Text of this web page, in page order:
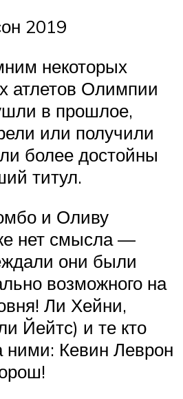
2019
некоторых
атлетов Олимпии
в прошлое,
или получили
более достойны
титул.
и Оливу
нет смысла —
они были
возможного на
Ли Хейни,
Йейтс) и те кто
Кевин Леврон